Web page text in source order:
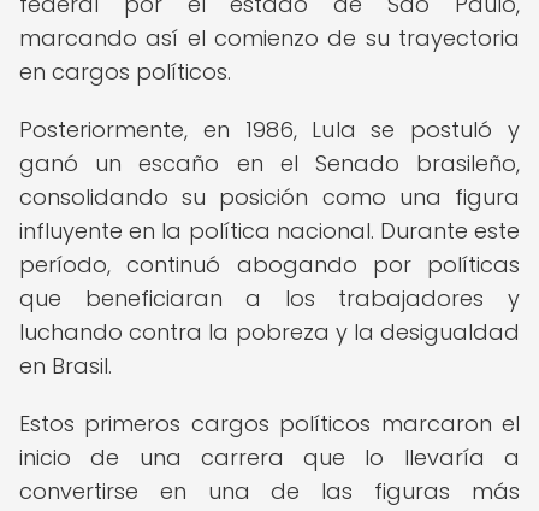
marcando así el comienzo de su trayectoria
en cargos políticos.
Posteriormente, en 1986, Lula se postuló y
ganó un escaño en el Senado brasileño,
consolidando su posición como una figura
influyente en la política nacional. Durante este
período, continuó abogando por políticas
que beneficiaran a los trabajadores y
luchando contra la pobreza y la desigualdad
en Brasil.
Estos primeros cargos políticos marcaron el
inicio de una carrera que lo llevaría a
convertirse en una de las figuras más